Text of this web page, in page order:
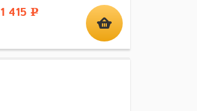
1 415 Р